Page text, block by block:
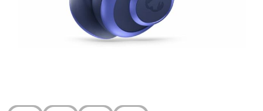
Verzorging & welness
Wijn, bier en proeverij